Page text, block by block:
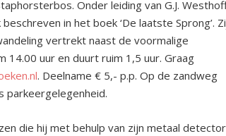
Onder leiding van G.J.
in het boek ‘De laatste Sprong’.
vertrekt naast de voormalige
uur en duurt ruim 1,5 uur. Graag
. Deelname € 5,- p.p. Op de zandweg
parkeergelegenheid.
die hij met behulp van zijn metaal detector